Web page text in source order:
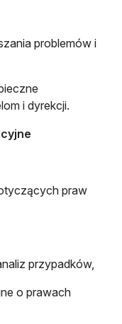
problemów i
i dyrekcji.
praw
przypadków,
o prawach